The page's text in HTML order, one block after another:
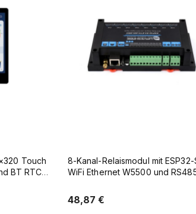
Touch
BT RTC
8-Kanal-Relaismodul mit ESP32-
WiFi Ethernet W5500 und
48,87 €